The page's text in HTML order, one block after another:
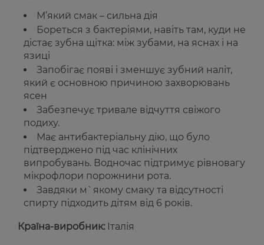
М’який смак – сильна дія
Бореться з бактеріями, навіть там, куди не
дістає зубна щітка: між зубами, на яснах і на
язиці
Запобігає появі і зменшує зубний наліт,
який є основною причиною захворювань
ясен
Забезпечує тривале відчуття свіжого
подиху.
Має антибактеріальну дію, що було
підтверджено під час клінічних
випробувань. Водночас підтримує рівновагу
мікрофлори порожнини рота.
Завдяки м`якому смаку та відсутності
спирту підходить дітям від 6 років.
Країна-виробник: Італія